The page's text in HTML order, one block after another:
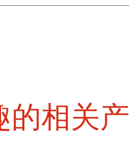
的相关